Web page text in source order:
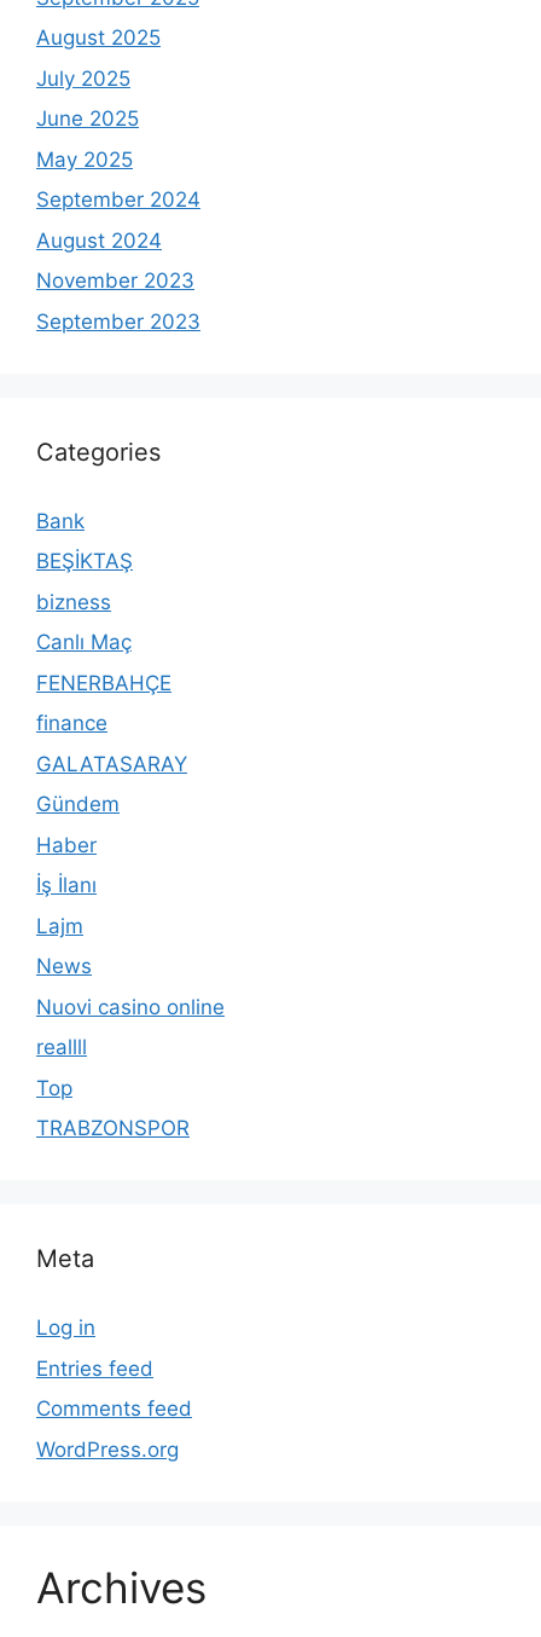
August 2025
July 2025
June 2025
May 2025
September 2024
August 2024
November 2023
September 2023
Categories
Bank
BEŞİKTAŞ
bizness
Canlı Maç
FENERBAHÇE
finance
GALATASARAY
Gündem
Haber
İş İlanı
Lajm
News
Nuovi casino online
reallll
Top
TRABZONSPOR
Meta
Log in
Entries feed
Comments feed
WordPress.org
Archives